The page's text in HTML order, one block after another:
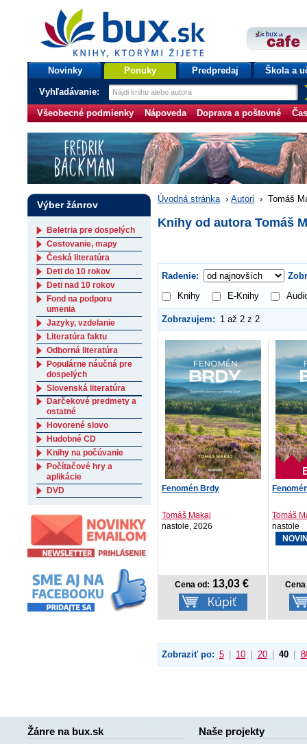
bux.sk
knihy, ktorými žijete
Úvodná stránka
Novinky Ponuky Predpredaj Škola a
Vyhľadávanie:
Všeobecné podmienky Nápoveda Doprava a poštovné
Úvodná stránka › Autori › Tomáš
Knihy od autora Tomáš
Radenie:
Knihy
E-Knihy
Zobrazujem: 1 až 2 z 2
Fenomén Brdy
Tomáš Makaj
nastole, 2026
Cena od: 13,03 €
Tomáš
nastole
Zobraziť po: 5 10 20 40
Výber žánrov
Beletria pre dospelých
Cestovanie, mapy
Česká literatúra
Deti do 10 rokov
Deti nad 10 rokov
Fond na podporu
umenia
Jazyky, vzdelanie
Literatúra faktu
Odborná literatúra
Populárne náučná pre
dospelých
Slovenská literatúra
Darčekové predmety a
ostatné
Hovorené slovo
Hudobné CD
Knihy na počúvanie
Počítačové hry a
aplikácie
DVD
Žánre na bux.sk Naše projekty